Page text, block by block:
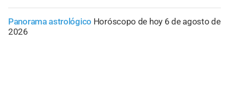
Panorama astrológico Horóscopo de hoy 6 de agosto de
2026